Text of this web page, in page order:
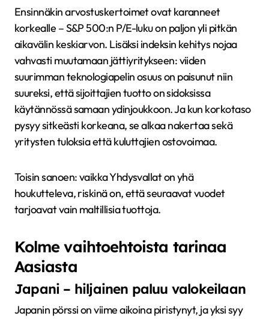
Ensinnäkin arvostuskertoimet ovat karanneet
korkealle – S&P 500:n P/E-luku on paljon yli pitkän
aikavälin keskiarvon. Lisäksi indeksin kehitys nojaa
vahvasti muutamaan jättiyritykseen: viiden
suurimman teknologiapelin osuus on paisunut niin
suureksi, että sijoittajien tuotto on sidoksissa
käytännössä samaan ydinjoukkoon. Ja kun korkotaso
pysyy sitkeästi korkeana, se alkaa nakertaa sekä
yritysten tuloksia että kuluttajien ostovoimaa.
Toisin sanoen: vaikka Yhdysvallat on yhä
houkutteleva, riskinä on, että seuraavat vuodet
tarjoavat vain maltillisia tuottoja.
Kolme vaihtoehtoista tarinaa
Aasiasta
Japani – hiljainen paluu valokeilaan
Japanin pörssi on viime aikoina piristynyt, ja yksi syy